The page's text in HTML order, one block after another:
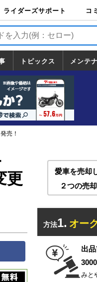
ライダーズサポート
ライダーズサポート
TOP
バイク輸送
バイクガレージライ
フ
バイク車両保険
ロードサービス
バイク試乗
コ
トピックス
トピックス
一覧
ホンダ
ヤマハ
スズキ
カワサキ
ハーレーダ
ビッドソン
BMW
ドゥカティ
トライアン
フ
メンテ
売！
更
愛車を売却
２つの売
方法1. オー
出
みと